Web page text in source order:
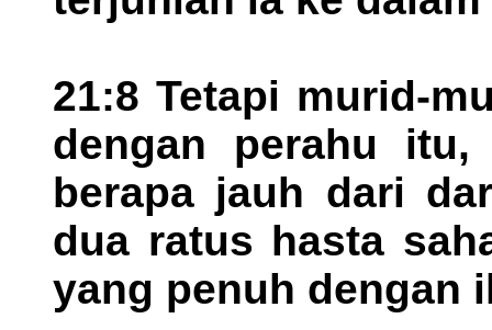
21:8 Tetapi murid-
dengan perahu
berapa jauh dari
dua ratus hasta
yang penuh dengan